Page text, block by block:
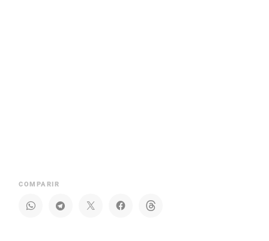
COMPARIR